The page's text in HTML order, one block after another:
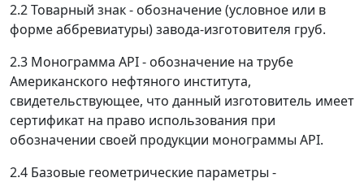
2.2 Товарный знак - обозначение (условное или в
форме аббревиатуры) завода-изготовителя груб.
2.3 Монограмма API - обозначение на трубе
Американского нефтяного института,
свидетельствующее, что данный изготовитель имеет
сертификат на право использования при
обозначении своей продукции монограммы API.
2.4 Базовые геометрические параметры -